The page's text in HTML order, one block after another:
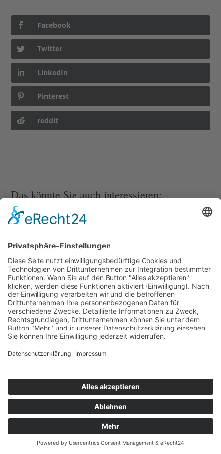
Facebook
Twitter
LinkedIn
Pinterest
reddit
Das könnte Sie auch interessieren:
Sexuelle Gewalt gegen Kinder
In Deutschland wurden 2022 rund 15.500 Fälle von sexuellem
Kinder missbraucht.